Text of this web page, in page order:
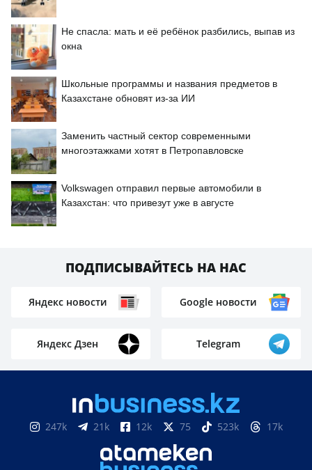
Не спасла: мать и её ребёнок разбились, выпав из
окна
Школьные программы и названия предметов в
Казахстане обновят из-за ИИ
Заменить частный сектор современными
многоэтажками хотят в Петропавловске
Volkswagen отправил первые автомобили в
Казахстан: что привезут уже в августе
ПОДПИСЫВАЙТЕСЬ НА НАС
Яндекс новости Google новости
Яндекс Дзен Telegram
247k 21k 12k 75 523k 17k